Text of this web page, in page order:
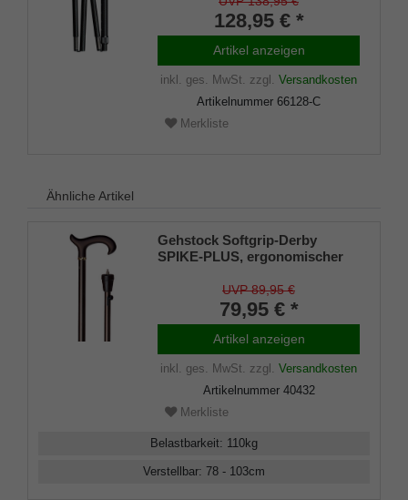
stabiler, leichter Carbonfaser in
typischer Carbonoptik,
höhenverstellbar, faltbar,
inklusiv Schlankpuffer.
128,95 € *
Artikel anzeigen
inkl. ges. MwSt. zzgl. Versandkosten
Artikelnummer 66128-C
Merkliste
Ähnliche Artikel
Gehstock Softgrip-Derby
SPIKE-PLUS, ergonomischer
Gießharz mit Softgrip-
Beschichtung, stabiles
Leichtmetall, höhenverstellbar
von 78- 103 cm, ausfahrbarer
Winterspike aus Stahl, inkl.
Spezialgummipuffer
UVP 89,95 €
79,95 € *
Artikel anzeigen
inkl. ges. MwSt. zzgl. Versandkosten
Artikelnummer 40432
Merkliste
Belastbarkeit: 110kg
Verstellbar: 78 - 103cm